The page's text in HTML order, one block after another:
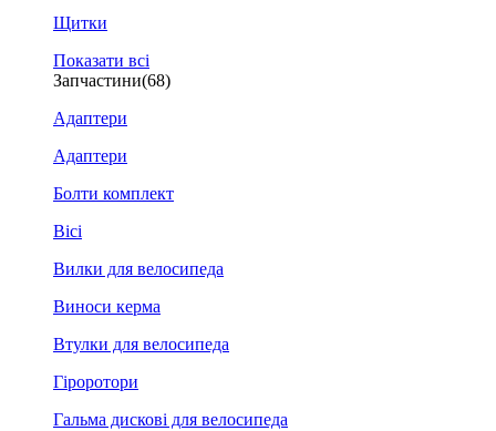
Щитки
Показати всі
Запчастини(68)
Адаптери
Адаптери
Болти комплект
Вісі
Вилки для велосипеда
Виноси керма
Втулки для велосипеда
Гіроротори
Гальма дискові для велосипеда